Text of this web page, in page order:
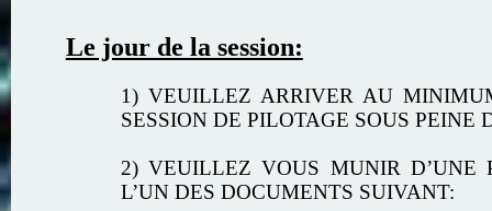
Le jour de la session:
1) VEUILLEZ ARRIVER AU
SESSION DE PILOTAGE SOUS
2) VEUILLEZ VOUS MUNIR D’UNE
L’UN DES DOCUMENTS SUIVANT: